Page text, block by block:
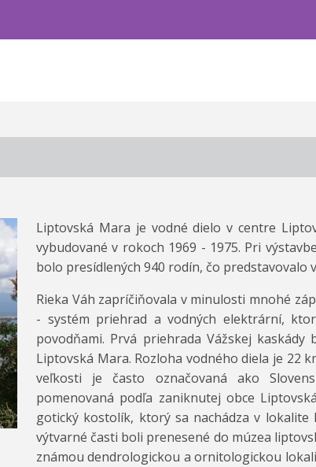
Liptovská Mara je vodné dielo v centre
vybudované v rokoch 1969 - 1975. Pri
bolo presídlených 940 rodín, čo predstavovalo
Rieka Váh zapríčiňovala v minulosti mnohé
- systém priehrad a vodných elektrární,
povodňami. Prvá priehrada Vážskej
Liptovská Mara. Rozloha vodného diela je 22
veľkosti je často označovaná ako
pomenovaná podľa zaniknutej obce
gotický kostolík, ktorý sa nachádza v lokalite
výtvarné časti boli prenesené do múzea
známou dendrologickou a ornitologickou